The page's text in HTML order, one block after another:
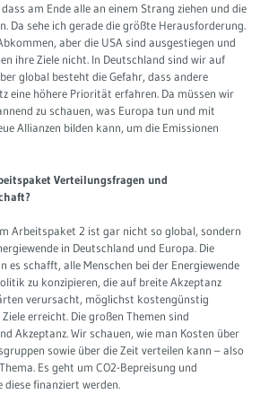
am Ende alle an einem Strang ziehen und die
Da sehe ich gerade die größte Herausforderung.
aber die USA sind ausgestiegen und
ihre Ziele nicht. In Deutschland sind wir auf
global besteht die Gefahr, dass andere
eine höhere Priorität erfahren. Da müssen wir
zu schauen, was Europa tun und mit
Allianzen bilden kann, um die Emissionen
Verteilungsfragen und
Arbeitspaket 2 ist gar nicht so global, sondern
in Deutschland und Europa. Die
es schafft, alle Menschen bei der Energiewende
zu konzipieren, die auf breite Akzeptanz
verursacht, möglichst kostengünstig
erreicht. Die großen Themen sind
Akzeptanz. Wir schauen, wie man Kosten über
sowie über die Zeit verteilen kann – also
Es geht um CO2-Bepreisung und
finanziert werden.